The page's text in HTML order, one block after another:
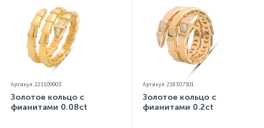
Артикул: 221109903
Золотое кольцо с
фианитами 0.08ct
Артикул: 218307501
Золотое кольцо с
фианитами 0.2ct